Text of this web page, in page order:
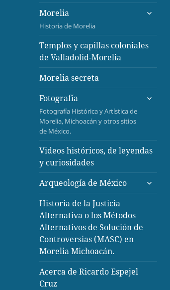
Morelia
Historia de Morelia
expande
inferior
Templos y capillas coloniales
de Valladolid-Morelia
Morelia secreta
Fotografía
Fotografía Histórica y Artística de
Morelia, Michoacán y otros sitios
de México.
expande
Videos históricos, de leyendas
y curiosidades
Arqueología de México
expande
el
Historia de la Justicia
Alternativa o los Métodos
Alternativos de Solución de
Controversias (MASC) en
Morelia Michoacán.
Acerca de Ricardo Espejel
Cruz